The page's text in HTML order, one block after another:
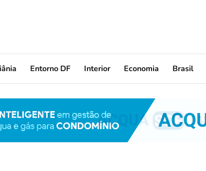
Entorno DF Interior Economia Brasil